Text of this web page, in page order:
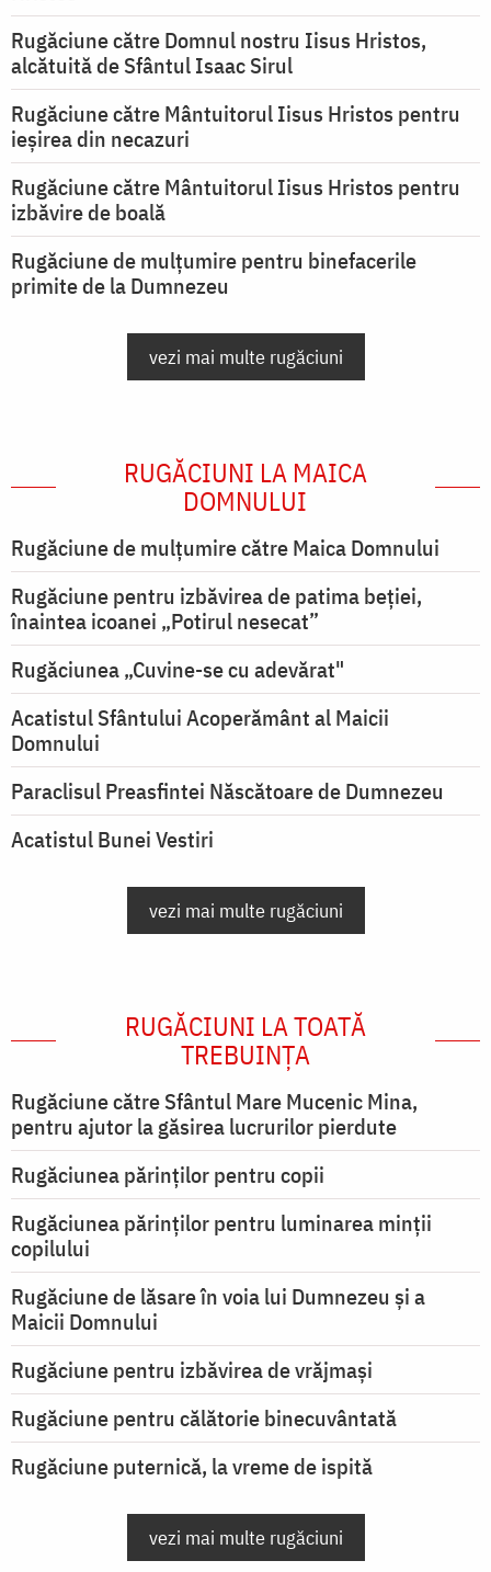
Rugăciune către Domnul nostru Iisus Hristos,
alcătuită de Sfântul Isaac Sirul
Rugăciune către Mântuitorul Iisus Hristos pentru
ieşirea din necazuri
Rugăciune către Mântuitorul Iisus Hristos pentru
izbăvire de boală
Rugăciune de mulțumire pentru binefacerile
primite de la Dumnezeu
vezi mai multe rugăciuni
RUGĂCIUNI LA MAICA
DOMNULUI
Rugăciune de mulţumire către Maica Domnului
Rugăciune pentru izbăvirea de patima beției,
înaintea icoanei „Potirul nesecat”
Rugăciunea „Cuvine-se cu adevărat"
Acatistul Sfântului Acoperământ al Maicii
Domnului
Paraclisul Preasfintei Născătoare de Dumnezeu
Acatistul Bunei Vestiri
vezi mai multe rugăciuni
RUGĂCIUNI LA TOATĂ
TREBUINȚA
Rugăciune către Sfântul Mare Mucenic Mina,
pentru ajutor la găsirea lucrurilor pierdute
Rugăciunea părinților pentru copii
Rugăciunea părinților pentru luminarea minţii
copilului
Rugăciune de lăsare în voia lui Dumnezeu şi a
Maicii Domnului
Rugăciune pentru izbăvirea de vrăjmași
Rugăciune pentru călătorie binecuvântată
Rugăciune puternică, la vreme de ispită
vezi mai multe rugăciuni